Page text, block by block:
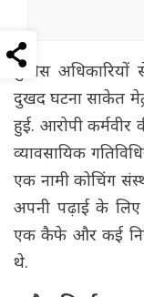
पुलिस
दुखद घटना साकेत
हुई. आरोपी
व्यावसायिक
एक नामी कोचिंग
अपनी पढ़ाई के
एक कैफे और कई
थे.